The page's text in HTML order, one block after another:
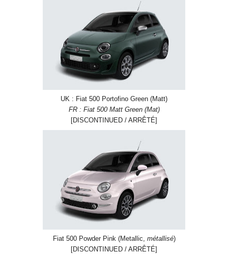
UK : Fiat 500 Portofino Green (Matt)
FR : Fiat 500 Matt Green (Mat)
[DISCONTINUED / ARRÊTÉ]
Fiat 500 Powder Pink (Metallic, métallisé)
[DISCONTINUED / ARRÊTÉ]